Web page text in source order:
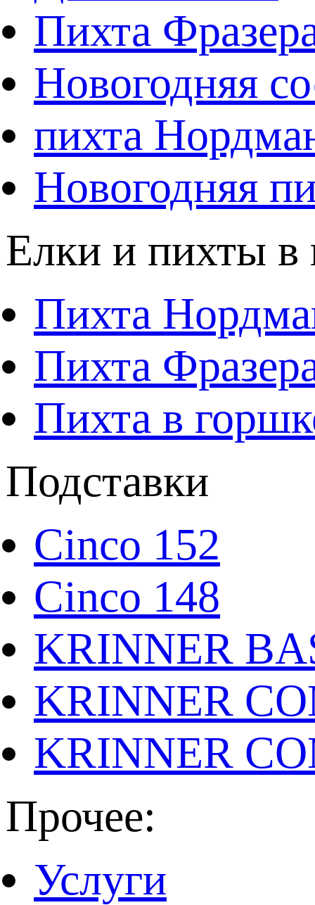
Пихта
Новогодняя
пихта
Новогодняя
Елки и пихты в
Пихта
Пихта
Пихта в
Подставки
Cinco 152
Cinco 148
KRINNER
KRINNER
KRINNER
Прочее:
Услуги